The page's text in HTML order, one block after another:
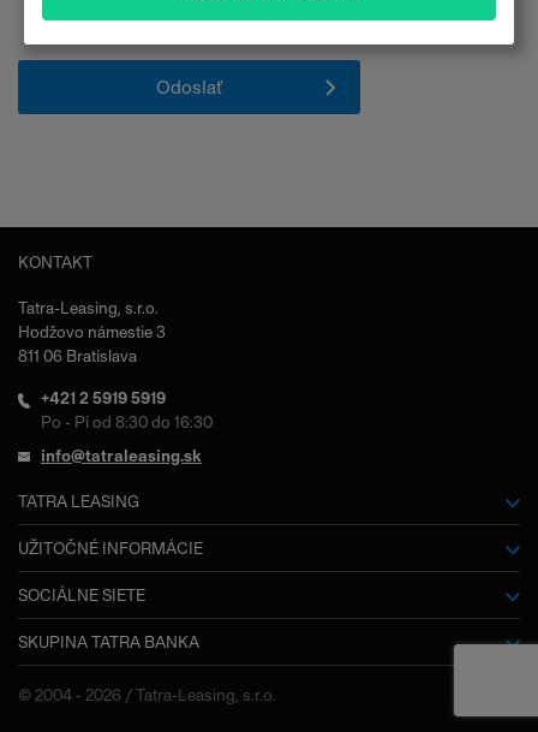
KONTAKT
Tatra-Leasing, s.r.o.
Hodžovo námestie 3
811 06 Bratislava
+421 2 5919 5919
Po - Pi od 8:30 do 16:30
info@tatraleasing.sk
TATRA LEASING
O nás
Kariéra
Výročné správy
Kontakty
UŽITOČNÉ INFORMÁCIE
Slovník pojmov
Dokumenty na stiahnutie
Často kladené otázky
SOCIÁLNE SIETE
Facebook
SKUPINA TATRA BANKA
Tatra banka
© 2004 - 2026 / Tatra-Leasing, s.r.o.